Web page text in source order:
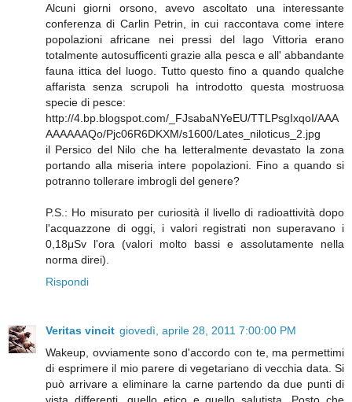
Alcuni giorni orsono, avevo ascoltato una interessante
conferenza di Carlin Petrin, in cui raccontava come intere
popolazioni africane nei pressi del lago Vittoria erano
totalmente autosufficenti grazie alla pesca e all' abbandante
fauna ittica del luogo. Tutto questo fino a quando qualche
affarista senza scrupoli ha introdotto questa mostruosa
specie di pesce:
http://4.bp.blogspot.com/_FJsabaNYeEU/TTLPsgIxqoI/AAA
AAAAAAQo/Pjc06R6DKXM/s1600/Lates_niloticus_2.jpg
il Persico del Nilo che ha letteralmente devastato la zona
portando alla miseria intere popolazioni. Fino a quando si
potranno tollerare imbrogli del genere?
P.S.: Ho misurato per curiosità il livello di radioattività dopo
l'acquazzone di oggi, i valori registrati non superavano i
0,18μSv l'ora (valori molto bassi e assolutamente nella
norma direi).
Rispondi
Veritas vincit giovedì, aprile 28, 2011 7:00:00 PM
Wakeup, ovviamente sono d'accordo con te, ma permettimi
di esprimere il mio parere di vegetariano di vecchia data. Si
può arrivare a eliminare la carne partendo da due punti di